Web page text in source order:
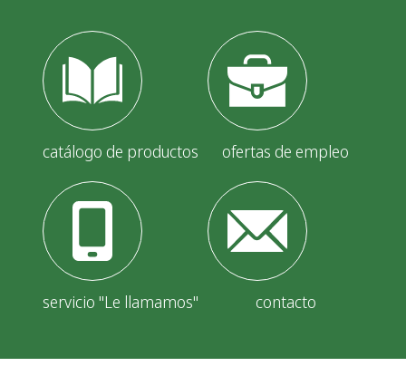
catálogo de productos ofertas de empleo
servicio "Le llamamos" contacto